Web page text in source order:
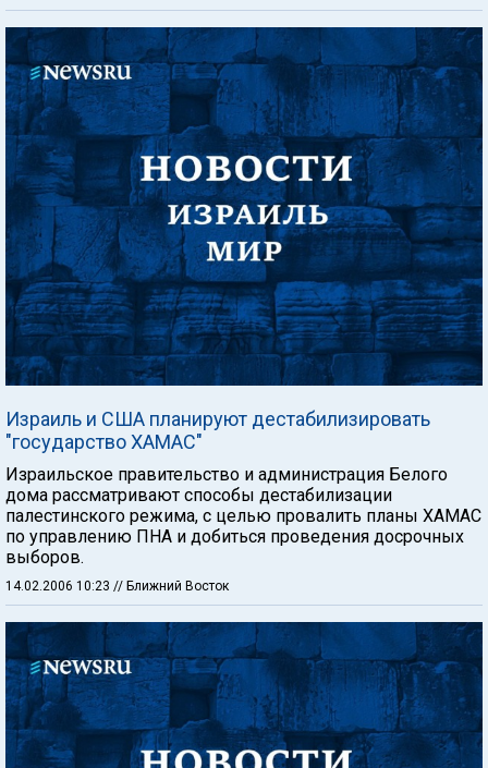
Израиль и США планируют дестабилизировать
"государство ХАМАС"
Израильское правительство и администрация Белого
дома рассматривают способы дестабилизации
палестинского режима, с целью провалить планы ХАМАС
по управлению ПНА и добиться проведения досрочных
выборов.
14.02.2006 10:23 // Ближний Восток